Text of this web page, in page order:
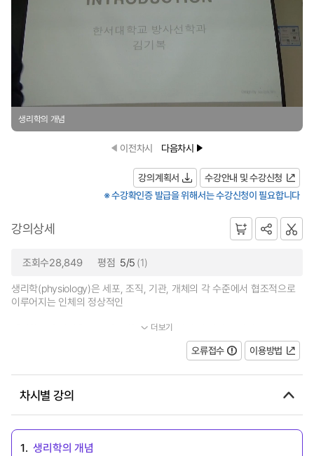
Video
생리학의 개념
이전차시 다음차시
강의계획서
수강안내 및 수강신청
※ 수강확인증 발급을 위해서는 수강신청이 필요합니다
강의상세
조회수28,849 평점 5/5 (1)
생리학(physiology)은 세포, 조직, 기관, 개체의 각 수준에서 협조적으로
이루어지는 인체의 정상적인
생리활동과 기전을 연구하는 학문으로, 인체의 각 기관이 어떻...
더보기
오류접수 이용방법
차시별 강의
1. 생리학의 개념